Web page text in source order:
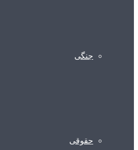
جنگی
حقوقی